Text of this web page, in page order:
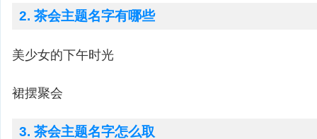
2. 茶会主题名字有哪些
美少女的下午时光
裙摆聚会
3. 茶会主题名字怎么取